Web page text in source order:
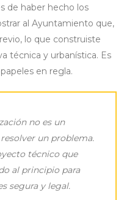
de haber hecho los
al Ayuntamiento que,
lo que construiste
técnica y urbanística. Es
en regla.
no es un
un problema.
técnico que
al principio para
segura y legal.